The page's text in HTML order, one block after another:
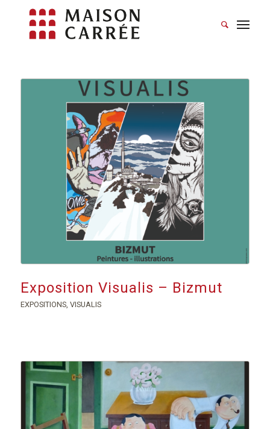
Exposition Visualis – Bizmut
EXPOSITIONS, VISUALIS